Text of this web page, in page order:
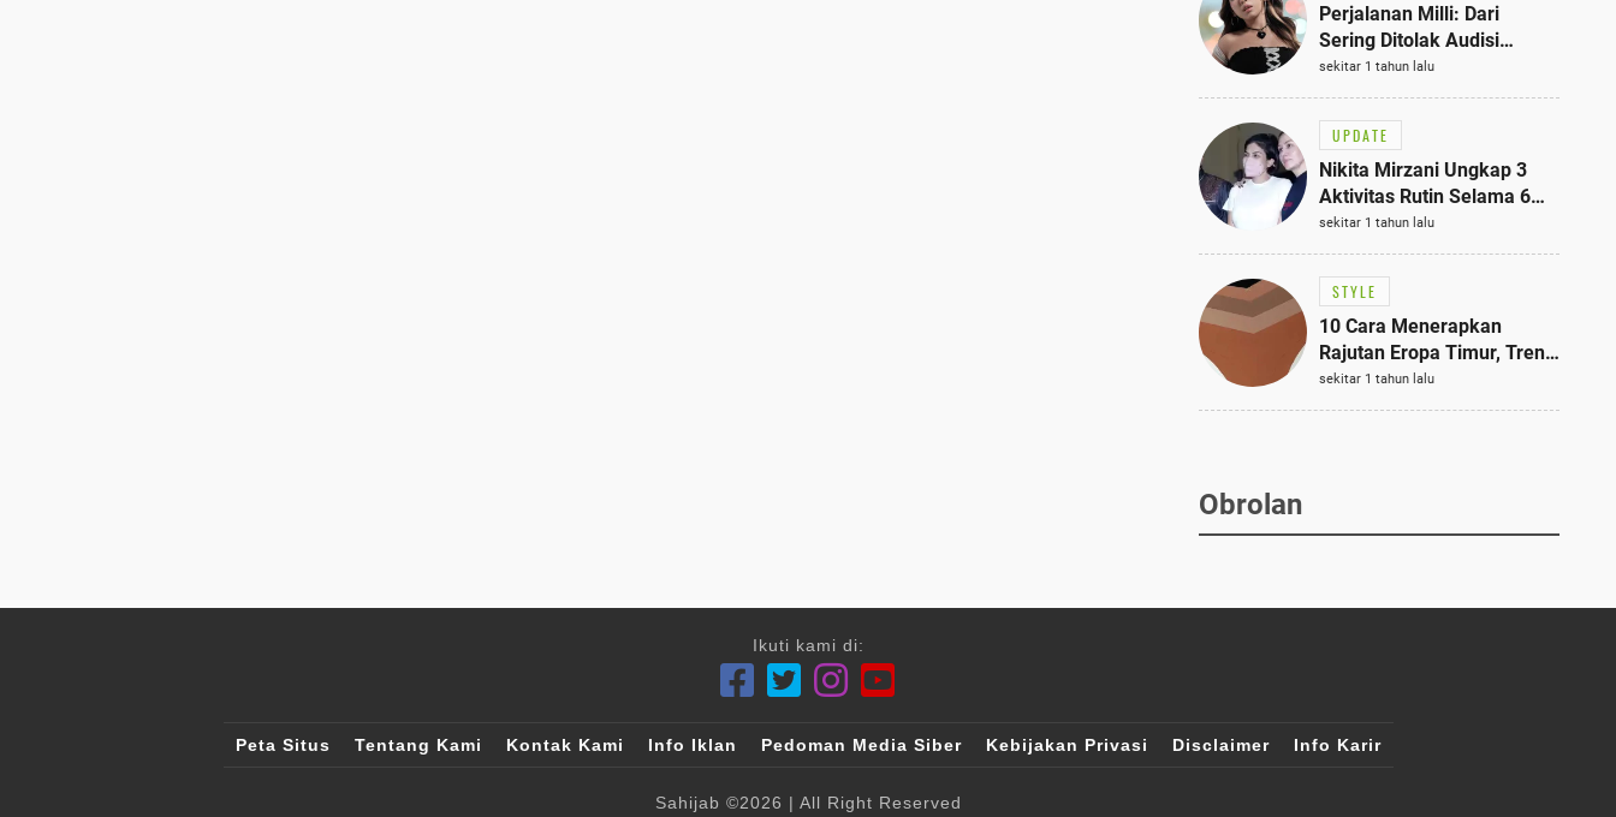
Perjalanan Milli: Dari
Sering Ditolak Audisi
hingga Menjadi Rapper Top
10 Thailand
sekitar 1 tahun lalu
UPDATE
Nikita Mirzani Ungkap 3
Aktivitas Rutin Selama 6
Bulan di Rutan Pondok
Bambu, Terungkap!
sekitar 1 tahun lalu
STYLE
10 Cara Menerapkan
Rajutan Eropa Timur, Tren
Mode Terbaik dan Paling
Dicari 2023
sekitar 1 tahun lalu
Obrolan
Ikuti kami di:
Peta Situs Tentang Kami Kontak Kami Info Iklan Pedoman Media Siber Kebijakan Privasi Disclaimer Info Karir
Sahijab ©2026 | All Right Reserved